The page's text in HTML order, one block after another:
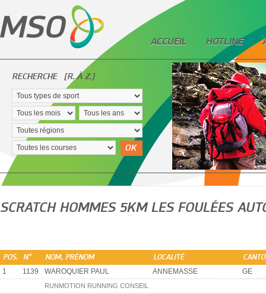
ACCUEIL HOTLINE
RECHERCHE [R. À Z.]
OK
SCRATCH HOMMES 5KM LES FOULÉES
POS. N° NOM, PRÉNOM LOCALITÉ
1 1139 WAROQUIER PAUL ANNEMASSE GE
RUNMOTION RUNNING CONSEIL